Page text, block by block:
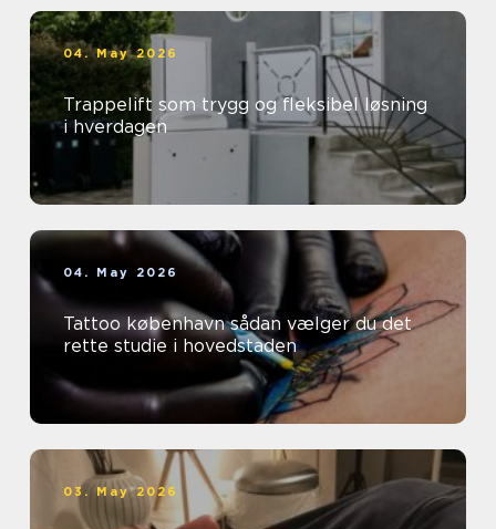
04. May 2026
Trappelift som trygg og fleksibel løsning
i hverdagen
04. May 2026
Tattoo københavn sådan vælger du det
rette studie i hovedstaden
03. May 2026